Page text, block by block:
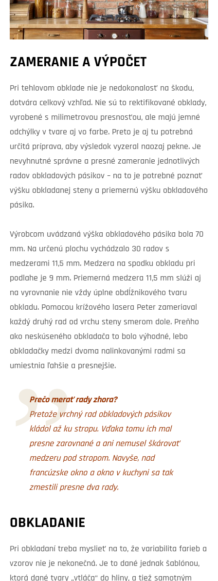
ZAMERANIE A VÝPOČET
Pri tehlovom obklade nie je nedokonalosť na škodu,
dotvára celkový vzhľad. Nie sú to rektifikované obklady,
vyrobené s milimetrovou presnosťou, ale majú jemné
odchýlky v tvare aj vo farbe. Preto je aj tu potrebná
určitá príprava, aby výsledok vyzeral naozaj pekne. Je
nevyhnutné správne a presné zameranie jednotlivých
radov obkladových pásikov – na to je potrebné poznať
výšku obkladanej steny a priemernú výšku obkladového
pásika.
Výrobcom uvádzaná výška obkladového pásika bola 70
mm. Na určenú plochu vychádzalo 30 radov s
medzerami 11,5 mm. Medzera na spodku obkladu pri
podlahe je 9 mm. Priemerná medzera 11,5 mm slúži aj
na vyrovnanie nie vždy úplne obdĺžnikového tvaru
obkladu. Pomocou krížového lasera Peter zameriaval
každý druhý rad od vrchu steny smerom dole. Preňho
ako neskúseného obkladača to bolo výhodné, lebo
obkladačky medzi dvoma nalinkovanými radmi sa
umiestnia ľahšie a presnejšie.
Prečo merať rady zhora?
Pretože vrchný rad obkladových pásikov
kládol až ku stropu. Vďaka tomu ich mal
presne zarovnané a ani nemusel škárovať
medzeru pod stropom. Navyše, nad
francúzske okno a okno v kuchyni sa tak
zmestili presne dva rady.
OBKLADANIE
Pri obkladaní treba myslieť na to, že variabilita farieb a
vzorov nie je nekonečná. Je to dané jednak šablónou,
ktorá dané tvary „vtláča“ do hliny, a tiež samotným